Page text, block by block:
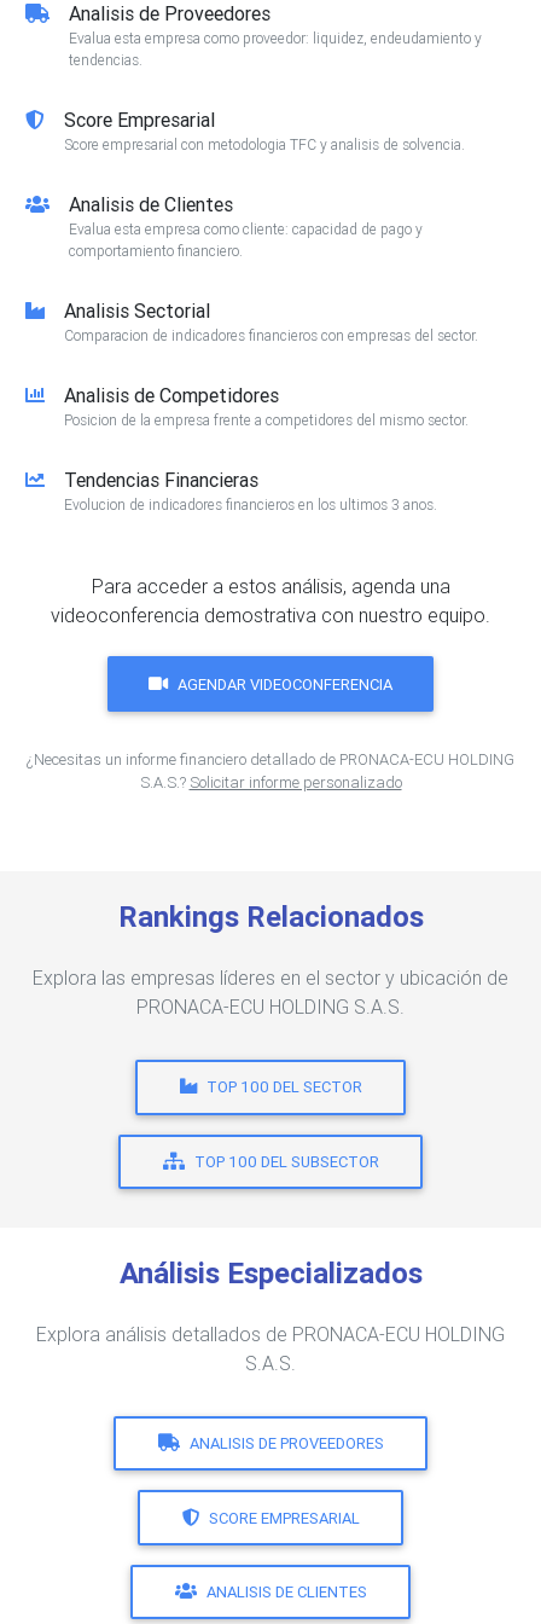
Analisis de Proveedores
Evalua esta empresa como proveedor: liquidez, endeudamiento y
tendencias.
Score Empresarial
Score empresarial con metodologia TFC y analisis de solvencia.
Analisis de Clientes
Evalua esta empresa como cliente: capacidad de pago y
comportamiento financiero.
Analisis Sectorial
Comparacion de indicadores financieros con empresas del sector.
Analisis de Competidores
Posicion de la empresa frente a competidores del mismo sector.
Tendencias Financieras
Evolucion de indicadores financieros en los ultimos 3 anos.
Para acceder a estos análisis, agenda una
videoconferencia demostrativa con nuestro equipo.
AGENDAR VIDEOCONFERENCIA
¿Necesitas un informe financiero detallado de PRONACA-ECU HOLDING
S.A.S.? Solicitar informe personalizado
Rankings Relacionados
Explora las empresas líderes en el sector y ubicación de
PRONACA-ECU HOLDING S.A.S.
TOP 100 DEL SECTOR
TOP 100 DEL SUBSECTOR
Análisis Especializados
Explora análisis detallados de PRONACA-ECU HOLDING
S.A.S.
ANALISIS DE PROVEEDORES
SCORE EMPRESARIAL
ANALISIS DE CLIENTES